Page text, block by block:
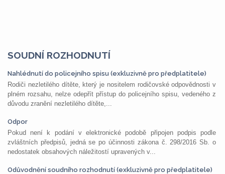
SOUDNÍ ROZHODNUTÍ
Nahlédnutí do policejního spisu (exkluzivně pro předplatitele)
Rodiči nezletilého dítěte, který je nositelem rodičovské odpovědnosti v
plném rozsahu, nelze odepřít přístup do policejního spisu, vedeného z
důvodu zranění nezletilého dítěte,...
Odpor
Pokud není k podání v elektronické podobě připojen podpis podle
zvláštních předpisů, jedná se po účinnosti zákona č. 298/2016 Sb. o
nedostatek obsahových náležitostí upravených v...
Odůvodnění soudního rozhodnutí (exkluzivně pro předplatitele)